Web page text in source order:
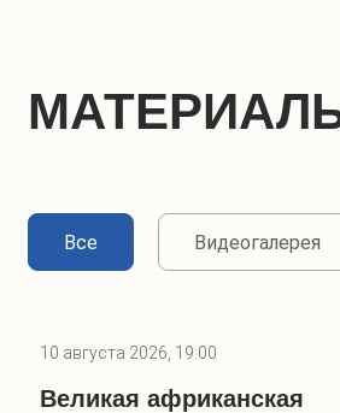
Все Видеогалерея
10 августа 2026, 19:00
Великая африканская